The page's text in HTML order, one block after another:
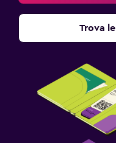
Trova